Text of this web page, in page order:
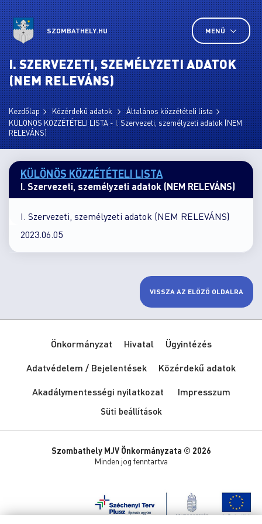
SZOMBATHELY.HU MENÜ
I. SZERVEZETI, SZEMÉLYZETI ADATOK
(NEM RELEVÁNS)
Kezdőlap Közérdekű adatok
Általános közzétételi lista
KÜLÖNÖS KÖZZÉTÉTELI LISTA - I. Szervezeti, személyzeti adatok (NEM
RELEVÁNS)
KÜLÖNÖS KÖZZÉTÉTELI LISTA
I. Szervezeti, személyzeti adatok (NEM RELEVÁNS)
I. Szervezeti, személyzeti adatok (NEM RELEVÁNS)
2023.06.05
VISSZA AZ ELŐZŐ OLDALRA
Önkormányzat Hivatal
Ügyintézés
Adatvédelem / Bejelentések
Közérdekű adatok
Akadálymentességi nyilatkozat
Impresszum
Süti beállítások
Szombathely MJV Önkormányzata © 2026
Minden jog fenntartva